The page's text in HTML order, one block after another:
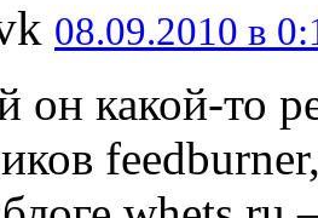
08.09.2010 в
он какой-то